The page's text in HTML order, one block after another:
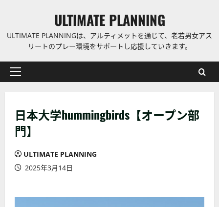
ULTIMATE PLANNING
ULTIMATE PLANNINGは、アルティメットを通じて、老若男女アス
リートのプレー環境をサポートし応援していきます。
プ
マ
リ
ー
ニ
ュ
日本大学hummingbirds【オープン部
門】
ULTIMATE PLANNING
2025年3月14日